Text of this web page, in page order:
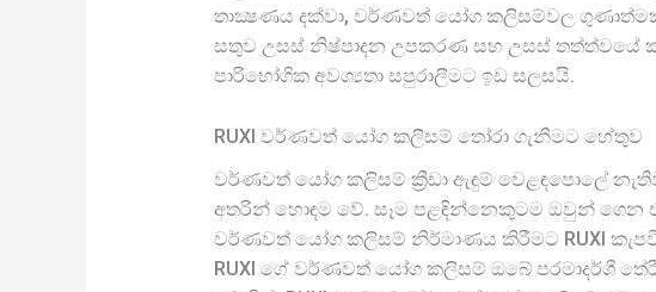
තාක්‍ෂණය දක්වා, වර්ණවත් යෝග කලිසම්වල
සතුව උසස් නිෂ්පාදන උපකරණ සහ උසස්
පාරිභෝගික අවශ්‍යතා සපුරාලීමට ඉඩ සලසයි.
RUXI වර්ණවත් යෝග කලිසම් තෝරා ගැනීමට හේතුව
වර්ණවත් යෝග කලිසම් ක්‍රීඩා ඇඳුම් වෙළඳපොලේ
අතරින් හොඳම වේ. සෑම පළඳින්නෙකුටම ඔවුන් ගෙන
වර්ණවත් යෝග කලිසම් නිර්මාණය කිරීමට RUXI
RUXI ගේ වර්ණවත් යෝග කලිසම් ඔබේ පරමාදර්ශී